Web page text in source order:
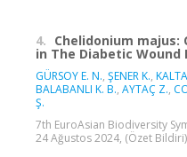
4. Chelidonium majus:
in The Diabetic Wound
GÜRSOY E. N., ŞENER K.,
BALABANLI K. B., AYTAÇ Z.,
Ş.
7th EuroAsian Biodiversity
24 Ağustos 2024, (Özet Bildiri)